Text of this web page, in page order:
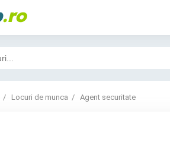
.ro
Locuri de munca Agent securitate